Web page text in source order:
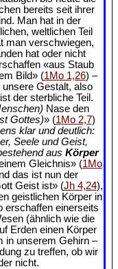
bereits seit ihrer
Man hat in der
weltlichen Teil
man verschwiegen,
hat oder nicht
«aus Staub
Bild» (1Mo 1,26) –
unsere Gestalt, also
der sterbliche Teil.
Nase den
Gottes)» (1Mo 2,7)
klar und deutlich:
Seele und Geist,
aus Körper
Gleichnis» (1Mo
das ist nun der
Geist ist» (Jh 4,24),
geistlichen Körper in
erschaffen einerseits
(ähnlich wie die
Erden einen Körper
in unserem Gehirn –
zu treffen, ob wir
nicht.